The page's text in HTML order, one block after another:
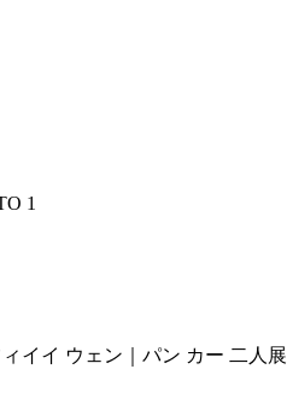
1
イイ ウェン｜パン カー 二人展